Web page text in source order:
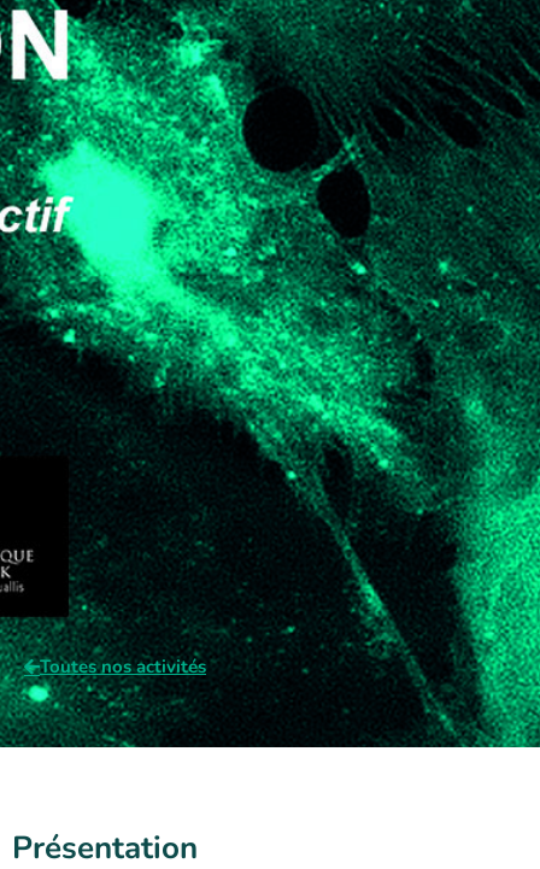
Toutes nos activités
Présentation